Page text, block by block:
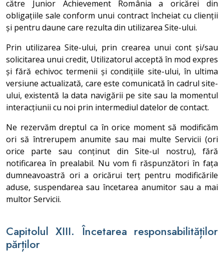
către Junior Achievement România a oricărei din
obligațiile sale conform unui contract încheiat cu clienții
și pentru daune care rezulta din utilizarea Site-ului.
Prin utilizarea Site-ului, prin crearea unui cont și/sau
solicitarea unui credit, Utilizatorul acceptă în mod expres
și fără echivoc termenii și condițiile site-ului, în ultima
versiune actualizată, care este comunicată în cadrul site-
ului, existentă la data navigării pe site sau la momentul
interacțiunii cu noi prin intermediul datelor de contact.
Ne rezervăm dreptul ca în orice moment să modificăm
ori să întrerupem anumite sau mai multe Servicii (ori
orice parte sau conținut din Site-ul nostru), fără
notificarea în prealabil. Nu vom fi răspunzători în fața
dumneavoastră ori a oricărui terț pentru modificările
aduse, suspendarea sau încetarea anumitor sau a mai
multor Servicii.
Capitolul XIII. Încetarea responsabilităților
părților